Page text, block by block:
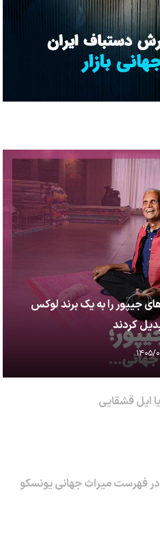
جیپور را به یک برند لوکس
کردند
۰۵/۱۱
ایل قشقایی
فهرست میراث جهانی یونسکو